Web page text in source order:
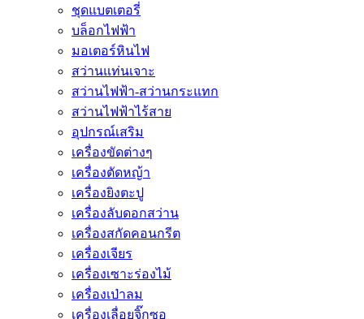
ชุดแบตเตอรี่
บล็อกไฟฟ้า
มอเตอร์หินไฟ
สว่านแท่นเจาะ
สว่านไฟฟ้า-สว่านกระแทก
สว่านไฟฟ้าไร้สาย
อุปกรณ์เสริม
เครื่องขัดต่างๆ
เครื่องตัดหญ้า
เครื่องยิงตะปู
เครื่องลับดอกสว่าน
เครื่องสกัดคอนกรีต
เครื่องเจียร
เครื่องเซาะร่องไม้
เครื่องเป่าลม
เครื่องเลื่อยจิ๊กซอ